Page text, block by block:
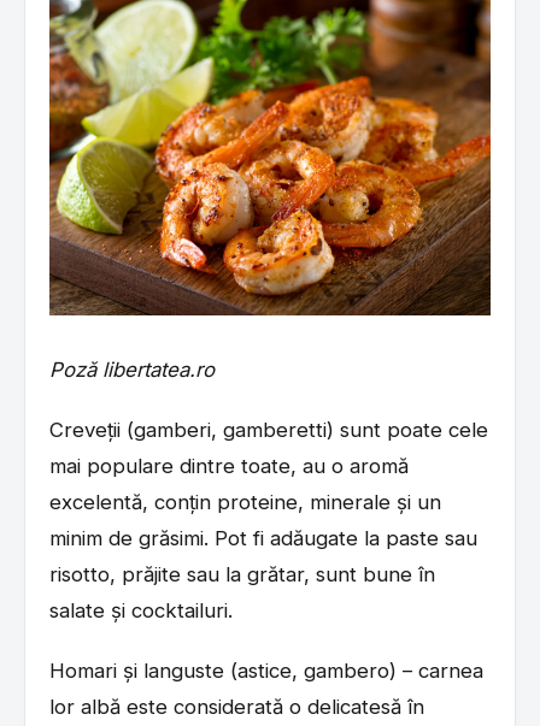
Poză libertatea.ro
Creveții (gamberi, gamberetti) sunt poate cele
mai populare dintre toate, au o aromă
excelentă, conțin proteine, minerale și un
minim de grăsimi. Pot fi adăugate la paste sau
risotto, prăjite sau la grătar, sunt bune în
salate și cocktailuri.
Homari și languste (astice, gambero) – carnea
lor albă este considerată o delicatesă în